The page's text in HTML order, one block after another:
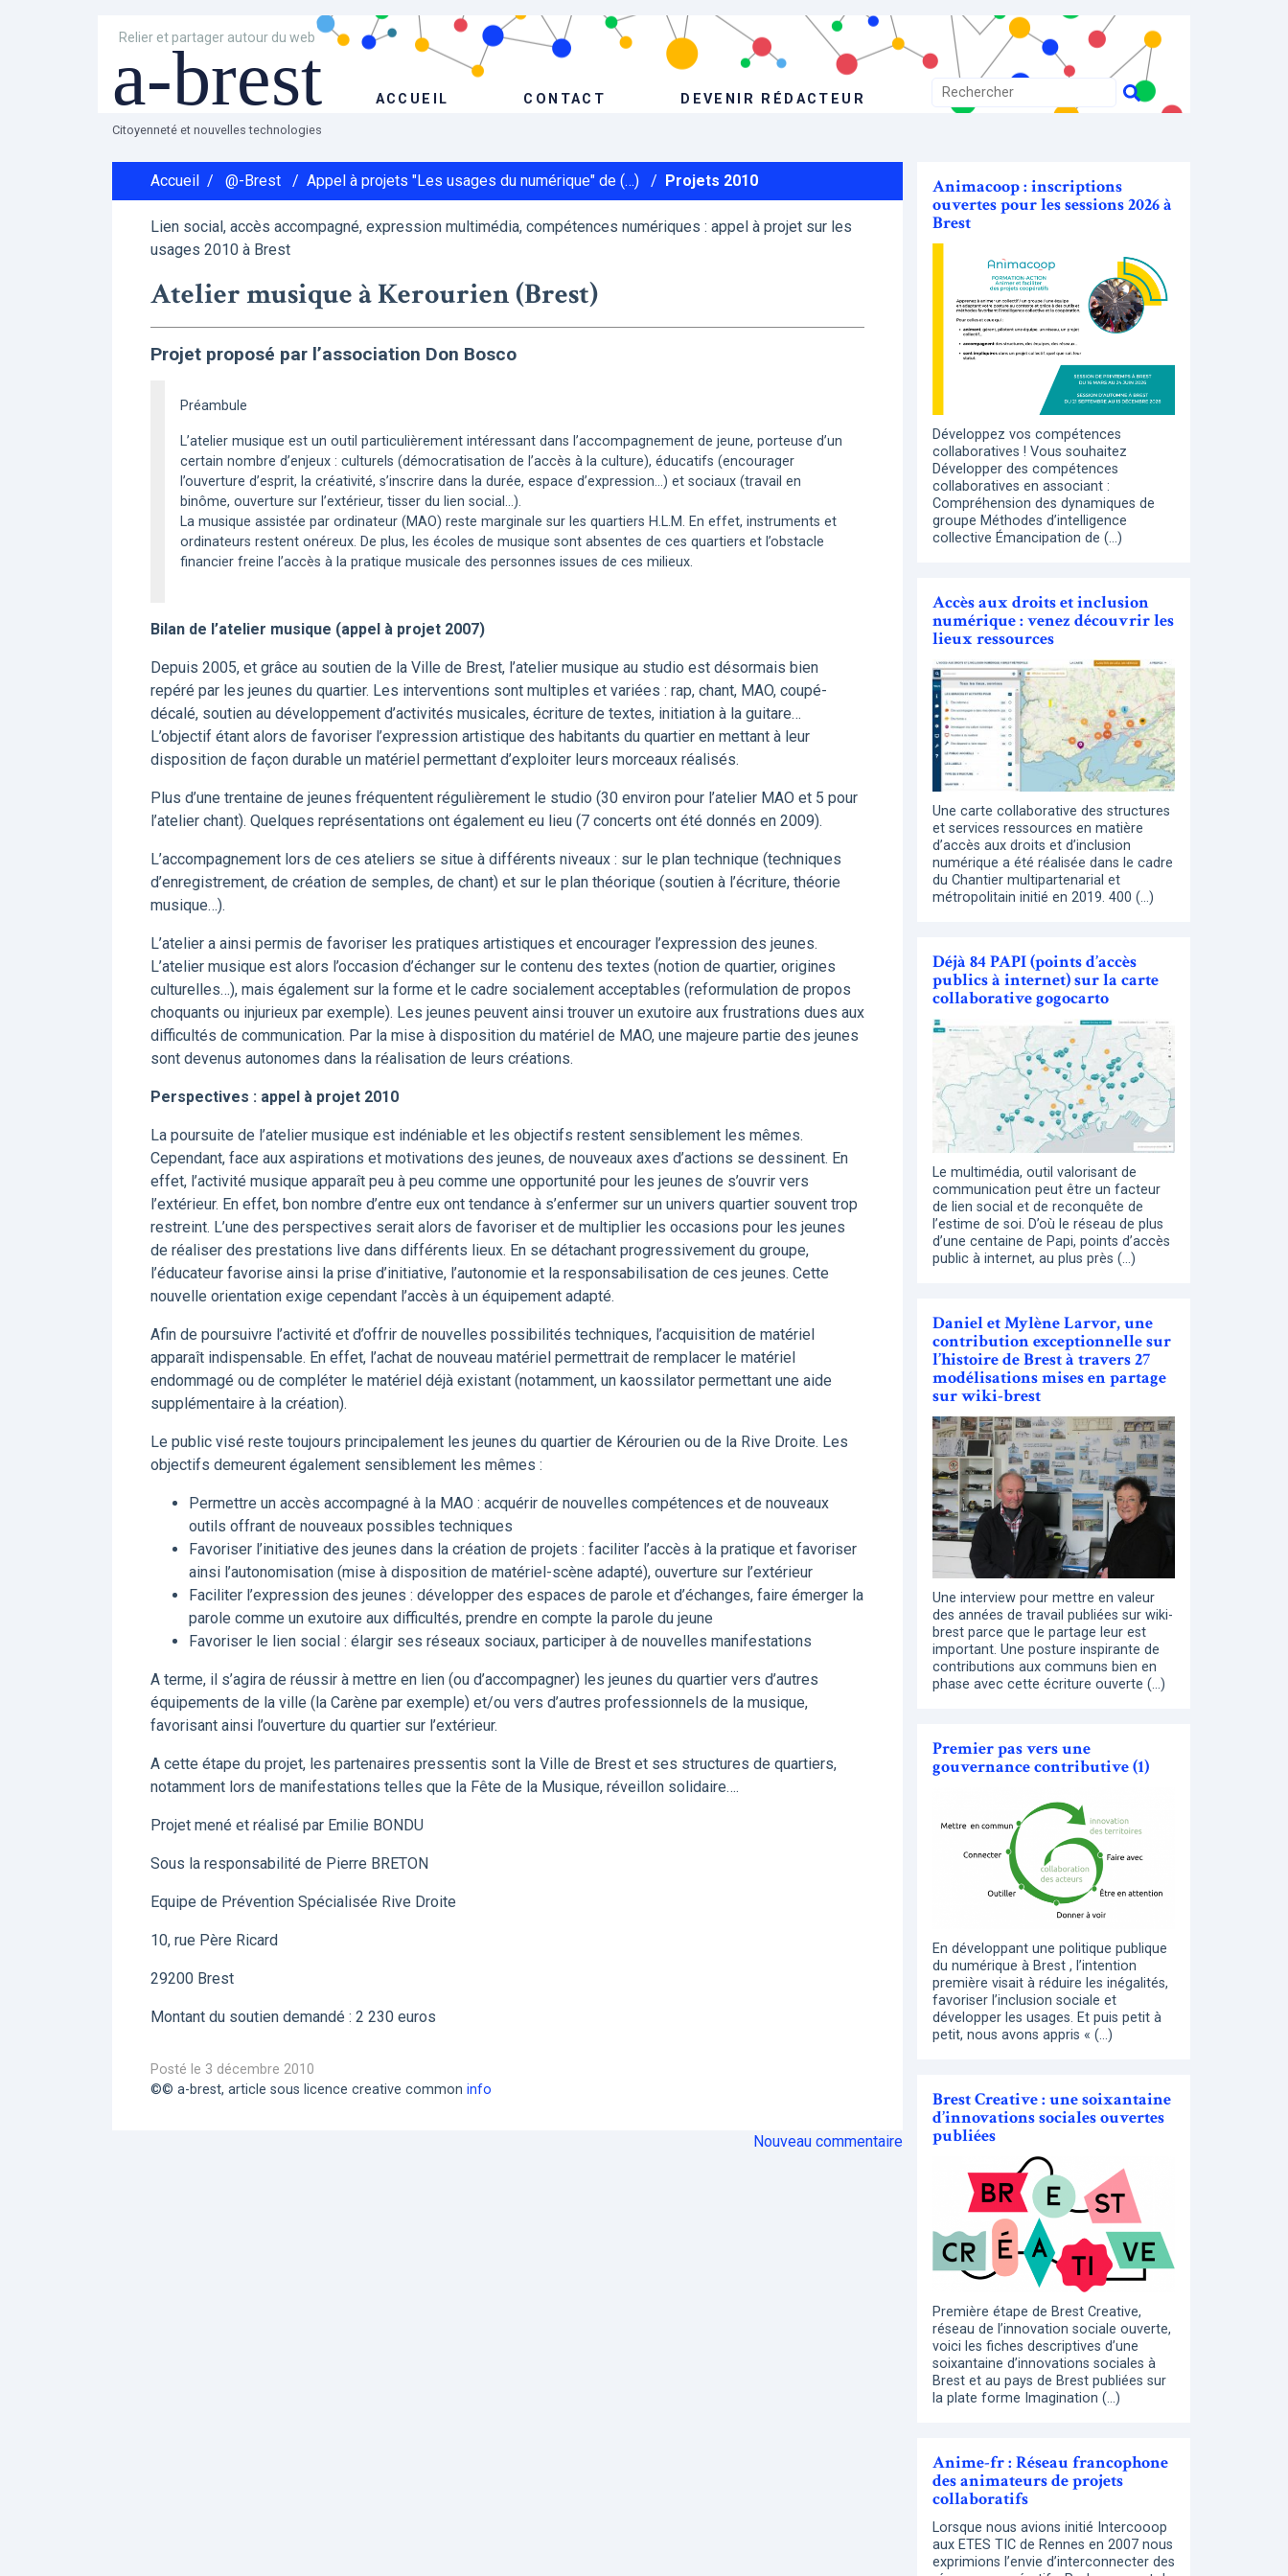
Relier et partager autour du web
a-brest ACCUEIL CONTACT DEVENIR RÉDACTEUR
Citoyenneté et nouvelles technologies
Accueil / @-Brest / Appel à projets "Les usages du numérique" de (…) / Projets 2010
Lien social, accès accompagné, expression multimédia, compétences numériques : appel à projet sur les
usages 2010 à Brest
Atelier musique à Kerourien (Brest)
Projet proposé par l’association Don Bosco
Préambule
L’atelier musique est un outil particulièrement intéressant dans l’accompagnement de jeune, porteuse d’un
certain nombre d’enjeux : culturels (démocratisation de l’accès à la culture), éducatifs (encourager
l’ouverture d’esprit, la créativité, s’inscrire dans la durée, espace d’expression…) et sociaux (travail en
binôme, ouverture sur l’extérieur, tisser du lien social…).
La musique assistée par ordinateur (MAO) reste marginale sur les quartiers H.L.M. En effet, instruments et
ordinateurs restent onéreux. De plus, les écoles de musique sont absentes de ces quartiers et l’obstacle
financier freine l’accès à la pratique musicale des personnes issues de ces milieux.
Bilan de l’atelier musique (appel à projet 2007)
Depuis 2005, et grâce au soutien de la Ville de Brest, l’atelier musique au studio est désormais bien
repéré par les jeunes du quartier. Les interventions sont multiples et variées : rap, chant, MAO, coupé-
décalé, soutien au développement d’activités musicales, écriture de textes, initiation à la guitare…
L’objectif étant alors de favoriser l’expression artistique des habitants du quartier en mettant à leur
disposition de façon durable un matériel permettant d’exploiter leurs morceaux réalisés.
Plus d’une trentaine de jeunes fréquentent régulièrement le studio (30 environ pour l’atelier MAO et 5 pour
l’atelier chant). Quelques représentations ont également eu lieu (7 concerts ont été donnés en 2009).
L’accompagnement lors de ces ateliers se situe à différents niveaux : sur le plan technique (techniques
d’enregistrement, de création de semples, de chant) et sur le plan théorique (soutien à l’écriture, théorie
musique…).
L’atelier a ainsi permis de favoriser les pratiques artistiques et encourager l’expression des jeunes.
L’atelier musique est alors l’occasion d’échanger sur le contenu des textes (notion de quartier, origines
culturelles…), mais également sur la forme et le cadre socialement acceptables (reformulation de propos
choquants ou injurieux par exemple). Les jeunes peuvent ainsi trouver un exutoire aux frustrations dues aux
difficultés de communication. Par la mise à disposition du matériel de MAO, une majeure partie des jeunes
sont devenus autonomes dans la réalisation de leurs créations.
Perspectives : appel à projet 2010
La poursuite de l’atelier musique est indéniable et les objectifs restent sensiblement les mêmes.
Cependant, face aux aspirations et motivations des jeunes, de nouveaux axes d’actions se dessinent. En
effet, l’activité musique apparaît peu à peu comme une opportunité pour les jeunes de s’ouvrir vers
l’extérieur. En effet, bon nombre d’entre eux ont tendance à s’enfermer sur un univers quartier souvent trop
restreint. L’une des perspectives serait alors de favoriser et de multiplier les occasions pour les jeunes
de réaliser des prestations live dans différents lieux. En se détachant progressivement du groupe,
l’éducateur favorise ainsi la prise d’initiative, l’autonomie et la responsabilisation de ces jeunes. Cette
nouvelle orientation exige cependant l’accès à un équipement adapté.
Afin de poursuivre l’activité et d’offrir de nouvelles possibilités techniques, l’acquisition de matériel
apparaît indispensable. En effet, l’achat de nouveau matériel permettrait de remplacer le matériel
endommagé ou de compléter le matériel déjà existant (notamment, un kaossilator permettant une aide
supplémentaire à la création).
Le public visé reste toujours principalement les jeunes du quartier de Kérourien ou de la Rive Droite. Les
objectifs demeurent également sensiblement les mêmes :
Permettre un accès accompagné à la MAO : acquérir de nouvelles compétences et de nouveaux
outils offrant de nouveaux possibles techniques
Favoriser l’initiative des jeunes dans la création de projets : faciliter l’accès à la pratique et favoriser
ainsi l’autonomisation (mise à disposition de matériel-scène adapté), ouverture sur l’extérieur
Faciliter l’expression des jeunes : développer des espaces de parole et d’échanges, faire émerger la
parole comme un exutoire aux difficultés, prendre en compte la parole du jeune
Favoriser le lien social : élargir ses réseaux sociaux, participer à de nouvelles manifestations
A terme, il s’agira de réussir à mettre en lien (ou d’accompagner) les jeunes du quartier vers d’autres
équipements de la ville (la Carène par exemple) et/ou vers d’autres professionnels de la musique,
favorisant ainsi l’ouverture du quartier sur l’extérieur.
A cette étape du projet, les partenaires pressentis sont la Ville de Brest et ses structures de quartiers,
notamment lors de manifestations telles que la Fête de la Musique, réveillon solidaire….
Projet mené et réalisé par Emilie BONDU
Sous la responsabilité de Pierre BRETON
Equipe de Prévention Spécialisée Rive Droite
10, rue Père Ricard
29200 Brest
Montant du soutien demandé : 2 230 euros
Posté le 3 décembre 2010
©© a-brest, article sous licence creative common info
Nouveau commentaire
Animacoop : inscriptions
ouvertes pour les sessions 2026 à
Brest
Développez vos compétences
collaboratives ! Vous souhaitez
Développer des compétences
collaboratives en associant :
Compréhension des dynamiques de
groupe Méthodes d’intelligence
collective Émancipation de (…)
Accès aux droits et inclusion
numérique : venez découvrir les
lieux ressources
Une carte collaborative des structures
et services ressources en matière
d’accès aux droits et d’inclusion
numérique a été réalisée dans le cadre
du Chantier multipartenarial et
métropolitain initié en 2019. 400 (…)
Déjà 84 PAPI (points d’accès
publics à internet) sur la carte
collaborative gogocarto
Le multimédia, outil valorisant de
communication peut être un facteur
de lien social et de reconquête de
l’estime de soi. D’où le réseau de plus
d’une centaine de Papi, points d’accès
public à internet, au plus près (…)
Daniel et Mylène Larvor, une
contribution exceptionnelle sur
l’histoire de Brest à travers 27
modélisations mises en partage
sur wiki-brest
Une interview pour mettre en valeur
des années de travail publiées sur wiki-
brest parce que le partage leur est
important. Une posture inspirante de
contributions aux communs bien en
phase avec cette écriture ouverte (…)
Premier pas vers une
gouvernance contributive (1)
En développant une politique publique
du numérique à Brest , l’intention
première visait à réduire les inégalités,
favoriser l’inclusion sociale et
développer les usages. Et puis petit à
petit, nous avons appris « (…)
Brest Creative : une soixantaine
d’innovations sociales ouvertes
publiées
Première étape de Brest Creative,
réseau de l’innovation sociale ouverte,
voici les fiches descriptives d’une
soixantaine d’innovations sociales à
Brest et au pays de Brest publiées sur
la plate forme Imagination (…)
Anime-fr : Réseau francophone
des animateurs de projets
collaboratifs
Lorsque nous avions initié Intercooop
aux ETES TIC de Rennes en 2007 nous
exprimions l’envie d’interconnecter des